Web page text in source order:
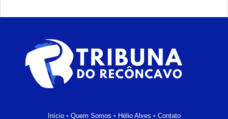
Início• Quem Somos • Hélio Alves • Contato